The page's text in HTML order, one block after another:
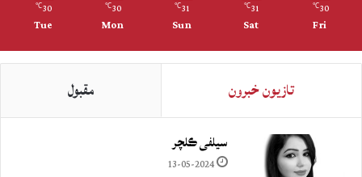
30
℃
Fri
31
℃
Sat
31
℃
Sun
30
℃
Mon
30
℃
Tue
تازيون خبرون مقبول
سيلفي ڪلچر
13-05-2024